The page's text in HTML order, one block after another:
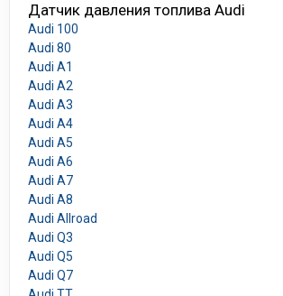
Датчик давления топлива Audi
Audi 100
Audi 80
Audi A1
Audi A2
Audi A3
Audi A4
Audi A5
Audi A6
Audi A7
Audi A8
Audi Allroad
Audi Q3
Audi Q5
Audi Q7